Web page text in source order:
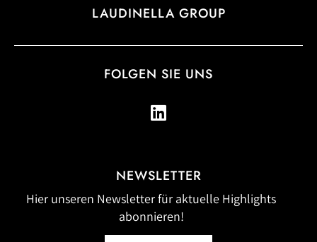
LAUDINELLA GROUP
FOLGEN SIE UNS
NEWSLETTER
Hier unseren Newsletter für aktuelle Highlights
abonnieren!